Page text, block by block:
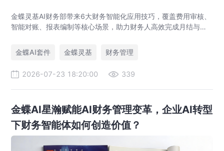
金蝶灵基AI财务部带来6大财务智能化应用技巧，覆盖费用审核、
智能对账、报表编制等核心场景，助力财务人高效完成月结与业
金蝶AI套件
金蝶灵基 财务管理
2026-07-23 18:20:00 339
金蝶AI星瀚赋能AI财务管理变革，企业AI转型
下财务智能体如何创造价值？